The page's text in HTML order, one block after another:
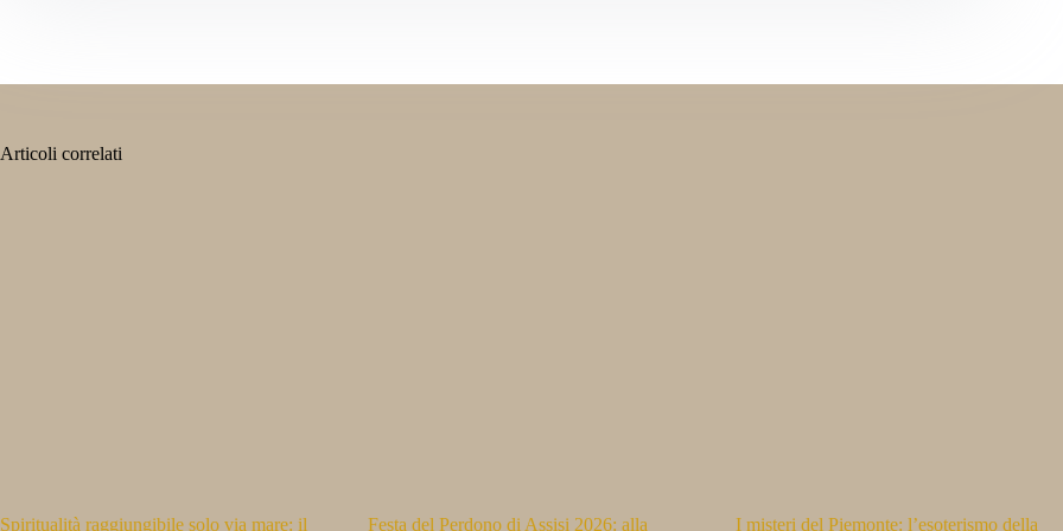
Articoli correlati
Spiritualità raggiungibile solo via mare: il Festa del Perdono di Assisi 2026: alla I misteri del Piemonte: l’esoterismo della